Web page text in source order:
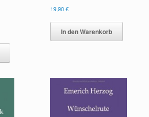
19,90€
In den Warenkorb